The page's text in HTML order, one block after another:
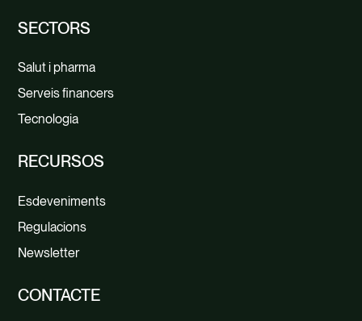
SECTORS
Salut i pharma
Serveis financers
Tecnologia
RECURSOS
Esdeveniments
Regulacions
Newsletter
CONTACTE